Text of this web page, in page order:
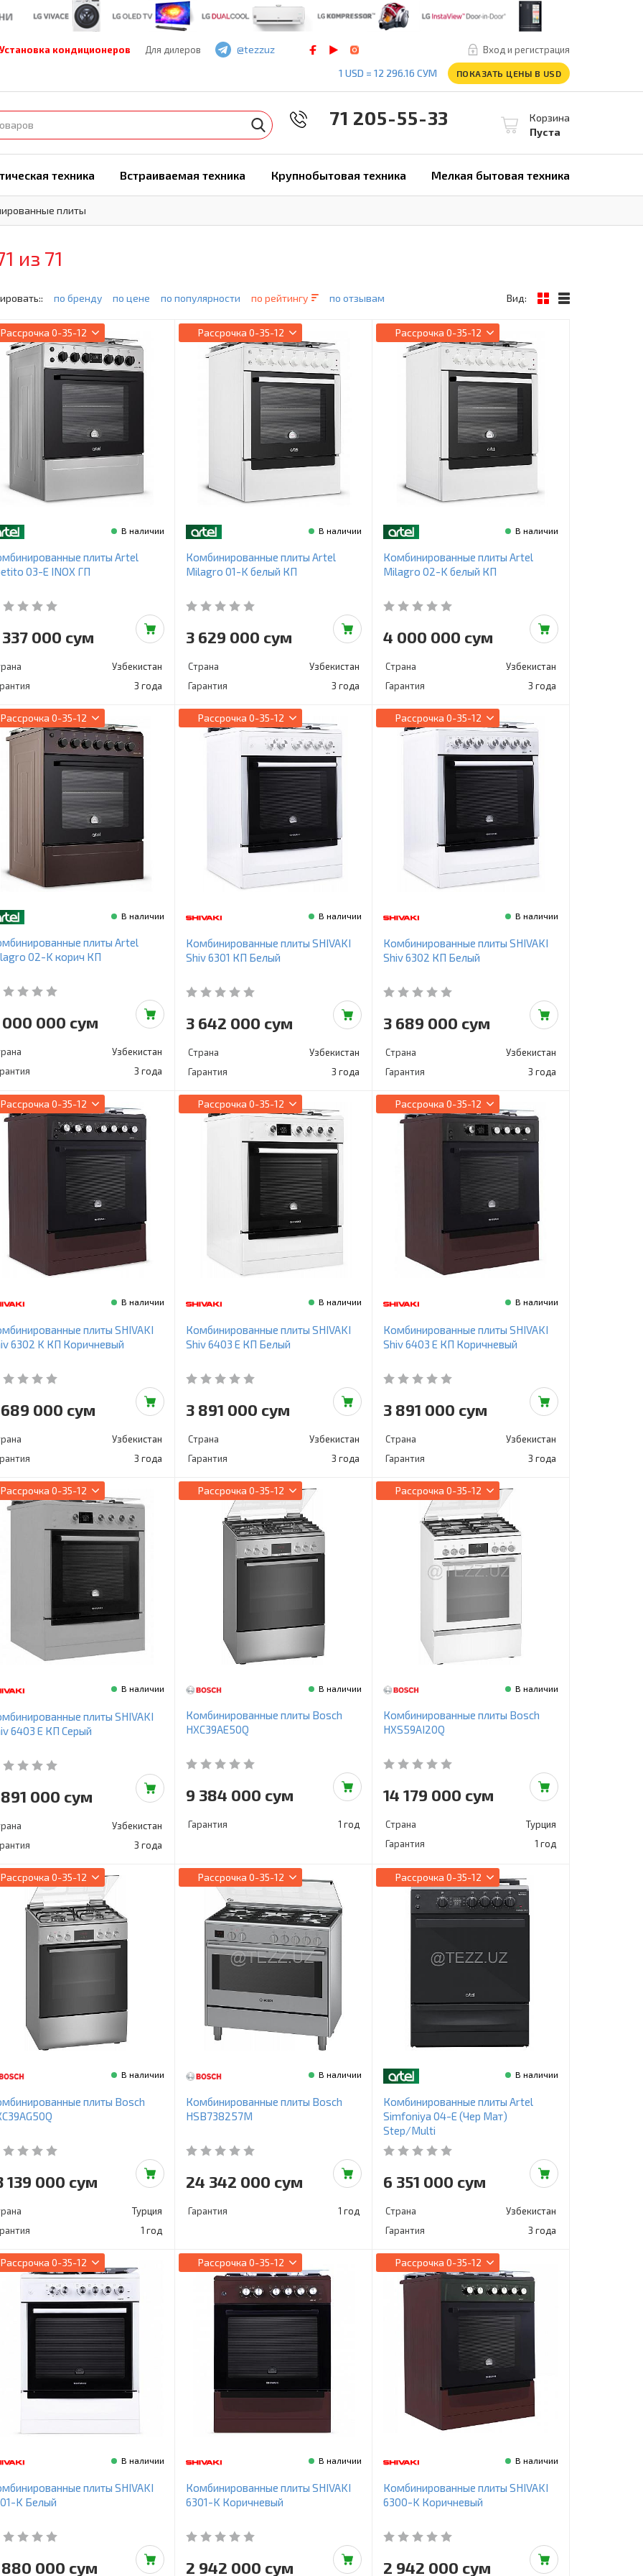
Установка кондиционеров Для дилеров Вход и регистрация
@tezzuz
1 USD = 12 296.16 СУМ
ПОКАЗАТЬ ЦЕНЫ В USD
Корзина
Пуста
71 205-55-33
техника Встраиваемая техника Крупнобытовая техника Мелкая бытовая техника
плиты
из 71
по бренду по цене по популярности по рейтингу по отзывам Вид:
Рассрочка 0-35-12
В наличии
плиты Artel
03-E INOX ГП
000 сум
Узбекистан
3 года
Рассрочка 0-35-12
В наличии
Комбинированные плиты Artel
Milagro 01-K белый КП
3 629 000 сум
Страна
Узбекистан
Гарантия
3 года
Рассрочка 0-35-12
В наличии
Комбинированные плиты Artel
Milagro 02-K белый КП
4 000 000 сум
Страна
Узбекистан
Гарантия
3 года
Рассрочка 0-35-12
В наличии
плиты Artel
02-K корич КП
000 сум
Узбекистан
3 года
Рассрочка 0-35-12
В наличии
Комбинированные плиты SHIVAKI
Shiv 6301 КП Белый
3 642 000 сум
Страна
Узбекистан
Гарантия
3 года
Рассрочка 0-35-12
В наличии
Комбинированные плиты SHIVAKI
Shiv 6302 КП Белый
3 689 000 сум
Страна
Узбекистан
Гарантия
3 года
Рассрочка 0-35-12
В наличии
плиты SHIVAKI
6302 K КП Коричневый
000 сум
Узбекистан
3 года
Рассрочка 0-35-12
В наличии
Комбинированные плиты SHIVAKI
Shiv 6403 E КП Белый
3 891 000 сум
Страна
Узбекистан
Гарантия
3 года
Рассрочка 0-35-12
В наличии
Комбинированные плиты SHIVAKI
Shiv 6403 E КП Коричневый
3 891 000 сум
Страна
Узбекистан
Гарантия
3 года
Рассрочка 0-35-12
В наличии
плиты SHIVAKI
6403 E КП Серый
000 сум
Узбекистан
3 года
Рассрочка 0-35-12
В наличии
Комбинированные плиты Bosch
HXC39AE50Q
9 384 000 сум
Гарантия 1 год
Рассрочка 0-35-12
В наличии
Комбинированные плиты Bosch
HXS59AI20Q
14 179 000 сум
Страна
Турция
Гарантия
1 год
Рассрочка 0-35-12
В наличии
плиты Bosch
139 000 сум
Турция
1 год
Рассрочка 0-35-12
В наличии
Комбинированные плиты Bosch
HSB738257M
24 342 000 сум
Гарантия 1 год
Рассрочка 0-35-12
В наличии
Комбинированные плиты Artel
Simfoniya 04-E (Чер Мат)
Step/Multi
6 351 000 сум
Страна
Узбекистан
Гарантия
3 года
Рассрочка 0-35-12
В наличии
плиты SHIVAKI
K Белый
000 сум
Рассрочка 0-35-12
В наличии
Комбинированные плиты SHIVAKI
6301-K Коричневый
2 942 000 сум
Рассрочка 0-35-12
В наличии
Комбинированные плиты SHIVAKI
6300-K Коричневый
2 942 000 сум